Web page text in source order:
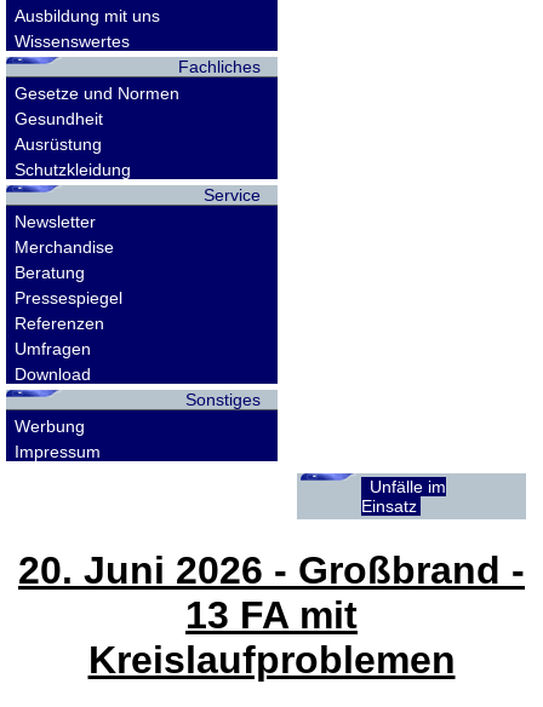
Ausbildung mit uns
Wissenswertes
Fachliches
Gesetze und Normen
Gesundheit
Ausrüstung
Schutzkleidung
Service
Newsletter
Merchandise
Beratung
Pressespiegel
Referenzen
Umfragen
Download
Sonstiges
Werbung
Impressum
Unfälle im
Einsatz
20. Juni 2026 - Großbrand -
13 FA mit
Kreislaufproblemen